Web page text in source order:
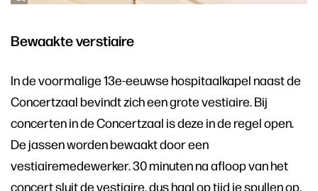
Bewaakte verstiaire
In de voormalige 13e-eeuwse hospitaalkapel naast de
Concertzaal bevindt zich een grote vestiaire. Bij
concerten in de Concertzaal is deze in de regel open.
De jassen worden bewaakt door een
vestiairemedewerker. 30 minuten na afloop van het
concert sluit de vestiaire, dus haal op tijd je spullen op.